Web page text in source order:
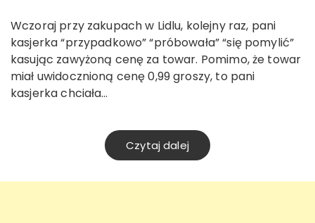
Wczoraj przy zakupach w Lidlu, kolejny raz, pani
kasjerka “przypadkowo” “próbowała” “się pomylić”
kasując zawyżoną cenę za towar. Pomimo, że towar
miał uwidocznioną cenę 0,99 groszy, to pani
kasjerka chciała…
Czytaj dalej